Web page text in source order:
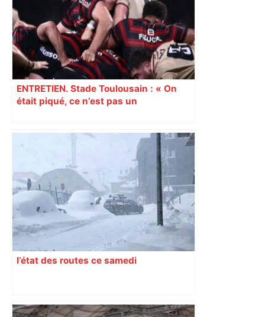
ENTRETIEN. Stade Toulousain : « On
était piqué, ce n’est pas un
l’état des routes ce samedi